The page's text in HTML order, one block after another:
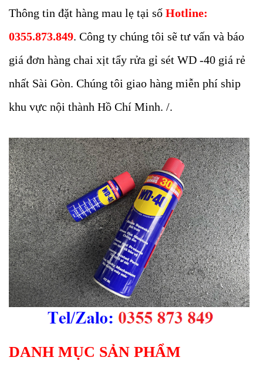
Thông tin đặt hàng mau lẹ tại số Hotline:
0355.873.849. Công ty chúng tôi sẽ tư vấn và báo
giá đơn hàng chai xịt tẩy rửa gỉ sét WD -40 giá rẻ
nhất Sài Gòn. Chúng tôi giao hàng miễn phí ship
khu vực nội thành Hồ Chí Minh. /.
DANH MỤC SẢN PHẨM